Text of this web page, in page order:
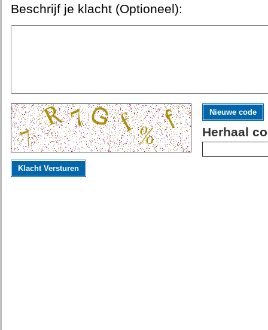
Beschrijf je klacht (Optioneel):
Nieuwe code
Herhaal
Klacht Versturen